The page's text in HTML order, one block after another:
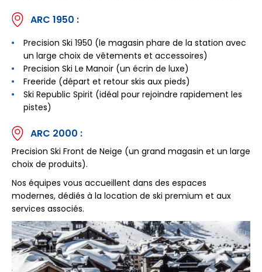
ARC 1950 :
Precision Ski 1950 (le magasin phare de la station avec
un large choix de vêtements et accessoires)
Precision Ski Le Manoir (un écrin de luxe)
Freeride (départ et retour skis aux pieds)
Ski Republic Spirit (idéal pour rejoindre rapidement les
pistes)
ARC 2000 :
Precision Ski Front de Neige (un grand magasin et un large
choix de produits).
Nos équipes vous accueillent dans des espaces
modernes, dédiés à la location de ski premium et aux
services associés.